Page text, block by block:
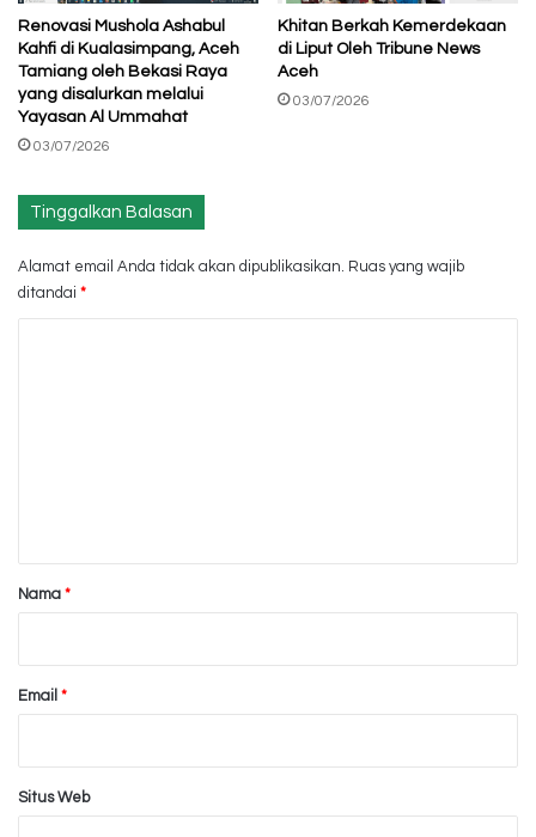
Renovasi Mushola Ashabul
Kahfi di Kualasimpang, Aceh
Tamiang oleh Bekasi Raya
yang disalurkan melalui
Yayasan Al Ummahat
03/07/2026
Khitan Berkah Kemerdekaan
di Liput Oleh Tribune News
Aceh
03/07/2026
Tinggalkan Balasan
Alamat email Anda tidak akan dipublikasikan. Ruas yang wajib
ditandai *
rNama *
Email *
Situs Web